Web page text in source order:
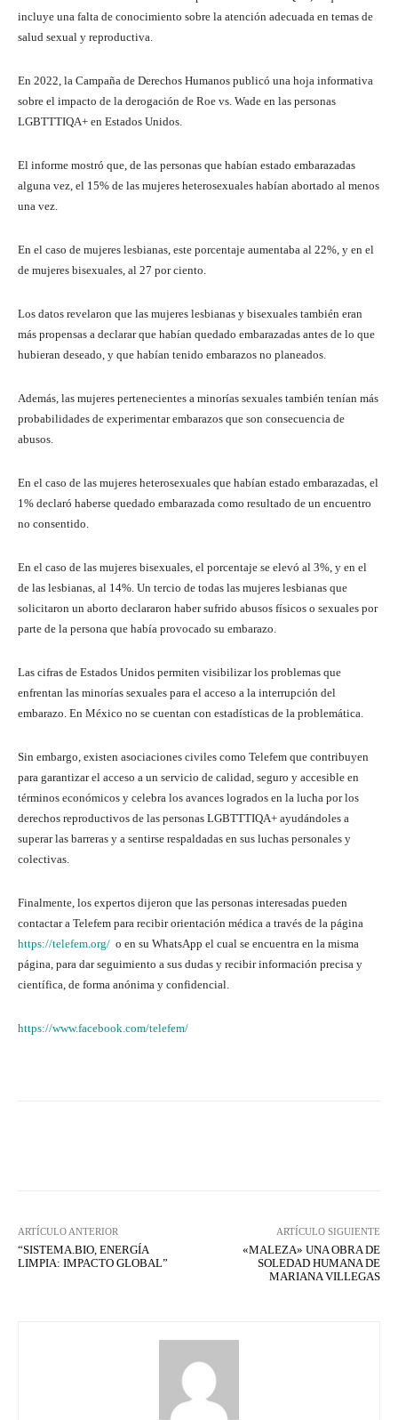
incluye una falta de conocimiento sobre la atención adecuada en temas de
salud sexual y reproductiva.
En 2022, la Campaña de Derechos Humanos publicó una hoja informativa
sobre el impacto de la derogación de Roe vs. Wade en las personas
LGBTTTIQA+ en Estados Unidos.
El informe mostró que, de las personas que habían estado embarazadas
alguna vez, el 15% de las mujeres heterosexuales habían abortado al menos
una vez.
En el caso de mujeres lesbianas, este porcentaje aumentaba al 22%, y en el
de mujeres bisexuales, al 27 por ciento.
Los datos revelaron que las mujeres lesbianas y bisexuales también eran
más propensas a declarar que habían quedado embarazadas antes de lo que
hubieran deseado, y que habían tenido embarazos no planeados.
Además, las mujeres pertenecientes a minorías sexuales también tenían más
probabilidades de experimentar embarazos que son consecuencia de
abusos.
En el caso de las mujeres heterosexuales que habían estado embarazadas, el
1% declaró haberse quedado embarazada como resultado de un encuentro
no consentido.
En el caso de las mujeres bisexuales, el porcentaje se elevó al 3%, y en el
de las lesbianas, al 14%. Un tercio de todas las mujeres lesbianas que
solicitaron un aborto declararon haber sufrido abusos físicos o sexuales por
parte de la persona que había provocado su embarazo.
Las cifras de Estados Unidos permiten visibilizar los problemas que
enfrentan las minorías sexuales para el acceso a la interrupción del
embarazo. En México no se cuentan con estadísticas de la problemática.
Sin embargo, existen asociaciones civiles como Telefem que contribuyen
para garantizar el acceso a un servicio de calidad, seguro y accesible en
términos económicos y celebra los avances logrados en la lucha por los
derechos reproductivos de las personas LGBTTTIQA+ ayudándoles a
superar las barreras y a sentirse respaldadas en sus luchas personales y
colectivas.
Finalmente, los expertos dijeron que las personas interesadas pueden
contactar a Telefem para recibir orientación médica a través de la página
https://telefem.org/ o en su WhatsApp el cual se encuentra en la misma
página, para dar seguimiento a sus dudas y recibir información precisa y
científica, de forma anónima y confidencial.
https://www.facebook.com/telefem/
ARTÍCULO ANTERIOR
“SISTEMA.BIO, ENERGÍA
LIMPIA: IMPACTO GLOBAL”
ARTÍCULO SIGUIENTE
«MALEZA» UNA OBRA DE
SOLEDAD HUMANA DE
MARIANA VILLEGAS